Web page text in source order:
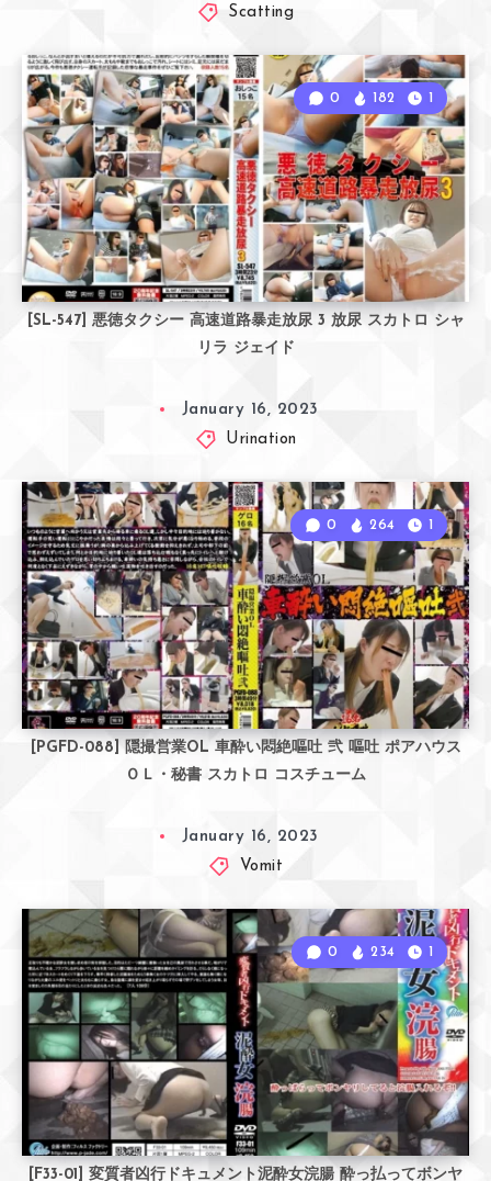
Scatting
[SL-547] 悪徳タクシー 高速道路暴走放尿 3 放尿 スカトロ シャ
リラ ジェイド
0 182 1
January 16, 2023
Urination
[PGFD-088] 隠撮営業OL 車酔い悶絶嘔吐 弐 嘔吐 ポアハウス
ＯＬ・秘書 スカトロ コスチューム
0 264 1
January 16, 2023
Vomit
[F33-01] 変質者凶行ドキュメント泥酔女浣腸 酔っ払ってボンヤ
0 234 1